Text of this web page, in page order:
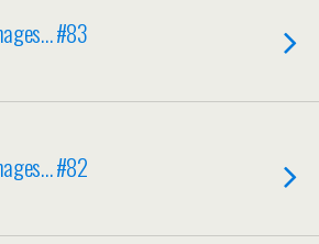
#83
#82